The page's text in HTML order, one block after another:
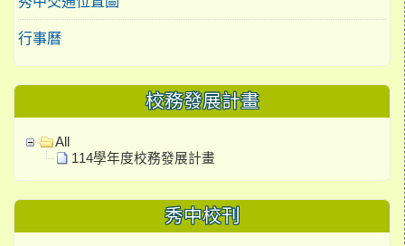
行事曆
校務發展計畫
All
114學年度校務發展計畫
秀中校刊